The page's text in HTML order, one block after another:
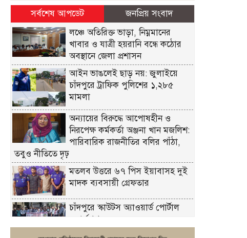
সর্বশেষ আপডেট
জনপ্রিয় সংবাদ
লঞ্চে অতিরিক্ত ভাড়া, নিম্নমানের
খাবার ও যাত্রী হয়রানি বন্ধে কঠোর
অবস্থানে জেলা প্রশাসন
আইন ভাঙলেই ছাড় নয়: জুলাইয়ে
চাঁদপুরে ট্রাফিক পুলিশের ১,২৮৫
মামলা
অন্যায়ের বিরুদ্ধে আপোষহীন ও
নিরপেক্ষ কর্মকর্তা অঞ্জনা খান মজলিশ:
পারিবারিক রাজনীতির বলির পাঁঠা,
তবুও নীতিতে দৃঢ়
মতলব উত্তরে ৬৭ পিস ইয়াবাসহ দুই
মাদক ব্যবসায়ী গ্রেফতার
চাঁদপুরে স্কাউটস অ্যাওয়ার্ড পোর্টাল
ওয়ার্কশপ